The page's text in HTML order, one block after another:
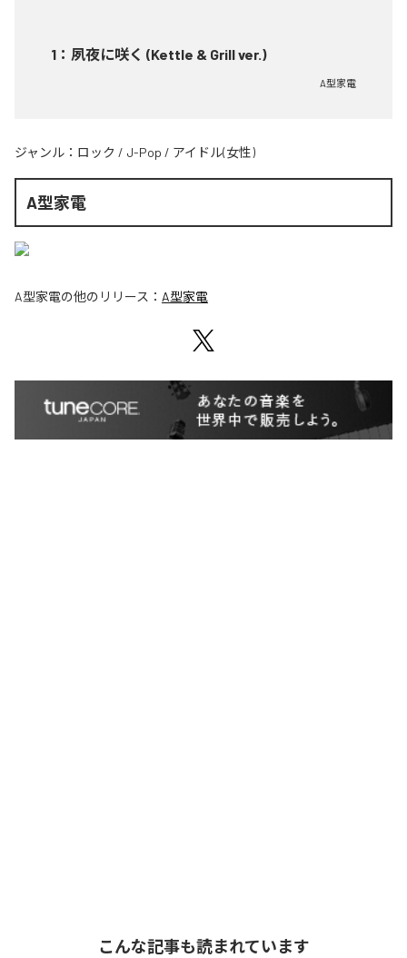
1 ： 夙夜に咲く (Kettle & Grill ver.)
A型家電
ジャンル： ロック / J-Pop / アイドル(女性)
A型家電
A型家電の他のリリース： A型家電
こんな記事も読まれています